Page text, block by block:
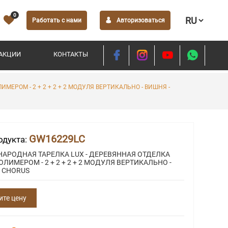
0
Работать с нами Авторизоваться
КОНТАКТЫ
- 2 + 2 + 2 + 2 МОДУЛЯ ВЕРТИКАЛЬНО - ВИШНЯ -
GW16229LC
ТАРЕЛКА LUX - ДЕРЕВЯННАЯ ОТДЕЛКА
- 2 + 2 + 2 + 2 МОДУЛЯ ВЕРТИКАЛЬНО -
цену